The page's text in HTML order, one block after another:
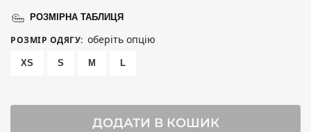
РОЗМІРНА ТАБЛИЦЯ
РОЗМІР ОДЯГУ: оберіть опцію
XS S M L
ДОДАТИ В КОШИК